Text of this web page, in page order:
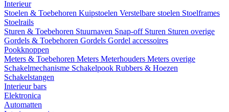
Interieur
Stoelen & Toebehoren Kuipstoelen Verstelbare stoelen Stoelframes
Stoelrails
Sturen & Toebehoren Stuurnaven Snap-off Sturen Sturen overige
Gordels & Toebehoren Gordels Gordel accessoires
Pookknoppen
Meters & Toebehoren Meters Meterhouders Meters overige
Schakelmechanisme Schakelpook Rubbers & Hoezen
Schakelstangen
Interieur bars
Elektronica
Automatten